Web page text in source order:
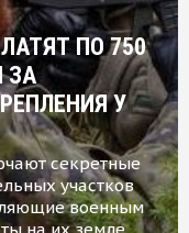
ПО 750
ЗА
У
секретные
участков
военным